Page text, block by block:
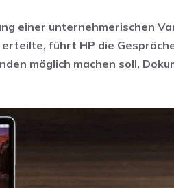
einer unternehmerischen
führt HP die
möglich machen soll,